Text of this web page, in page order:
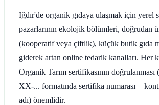
Iğdır'de organik gıdaya ulaşmak için yerel
pazarlarının ekolojik bölümleri, doğrudan
(kooperatif veya çiftlik), küçük butik gıda
giderek artan online tedarik kanalları. Her
Organik Tarım sertifikasının
XX-... formatında sertifika numarası +
adı) önemlidir.